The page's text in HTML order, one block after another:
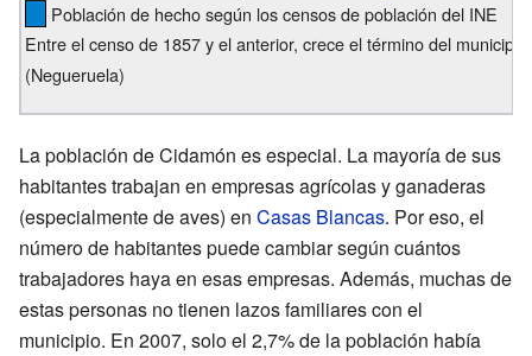
Población de hecho según los censos de población del INE
Entre el censo de 1857 y el anterior, crece el término del
(Negueruela)
La población de Cidamón es especial. La mayoría de sus
habitantes trabajan en empresas agrícolas y ganaderas
(especialmente de aves) en Casas Blancas. Por eso, el
número de habitantes puede cambiar según cuántos
trabajadores haya en esas empresas. Además, muchas de
estas personas no tienen lazos familiares con el
municipio. En 2007, solo el 2,7% de la población había